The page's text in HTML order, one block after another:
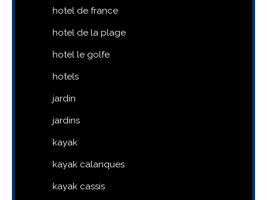
hotel de france
hotel de la plage
hotel le golfe
hotels
jardin
jardins
kayak
kayak calanques
kayak cassis